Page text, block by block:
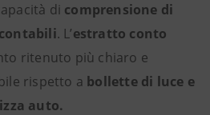
di comprensione di
. L’estratto conto
ritenuto più chiaro e
rispetto a bollette di luce e
auto.